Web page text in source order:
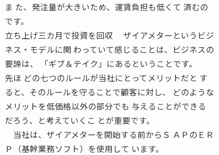
ま た、発注量が大きいため、運賃負担も低くて 済むの
です。
立ち上げ三カ月で投資を回収 ザイアメターというビジ
ネス・モデルに関 わっていて感じることは、ビジネスの
要諦は、 「ギブ＆テイク」にあるということです。
先ほ どの七つのルールが当社にとってメリットだと す
ると、そのルールを守ることで顧客に対し、 どのような
メリットを低価格以外の部分でも 与えることができる
だろう、と考えていくこ とが重要です。
当社は、ザイアメターを開始する前からＳ ＡＰのＥＲ
Ｐ（基幹業務ソフト）を使用して います。